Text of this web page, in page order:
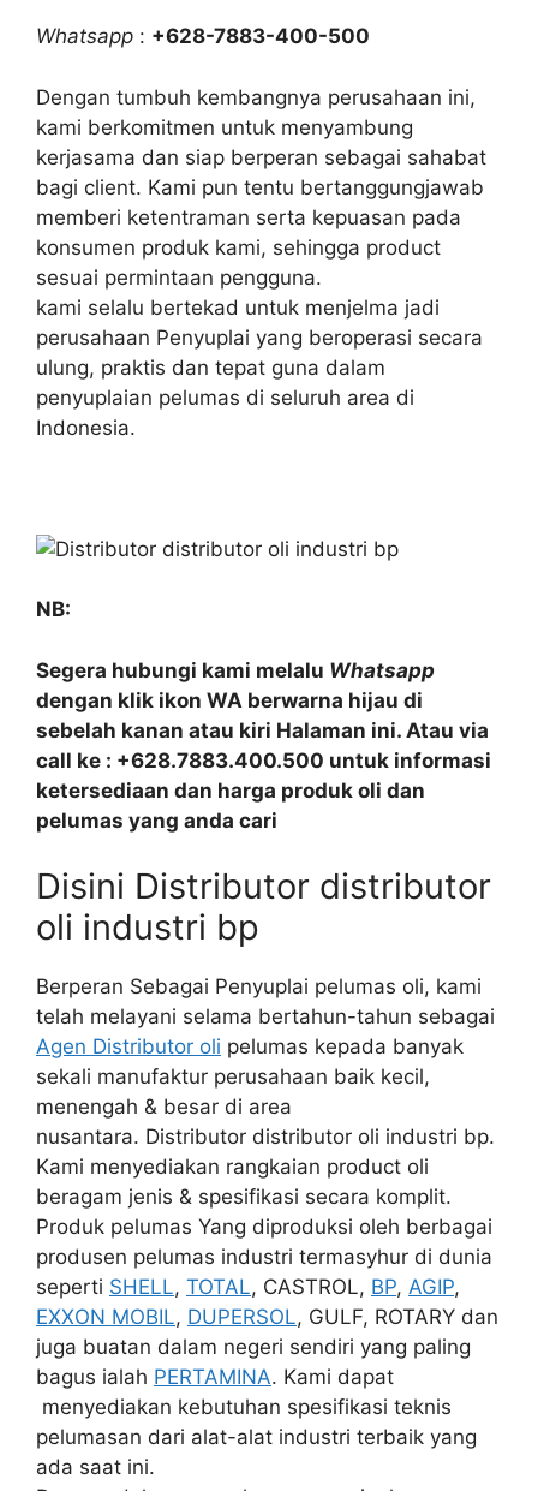
Whatsapp : +628-7883-400-500
Dengan tumbuh kembangnya perusahaan ini,
kami berkomitmen untuk menyambung
kerjasama dan siap berperan sebagai sahabat
bagi client. Kami pun tentu bertanggungjawab
memberi ketentraman serta kepuasan pada
konsumen produk kami, sehingga product
sesuai permintaan pengguna.
kami selalu bertekad untuk menjelma jadi
perusahaan Penyuplai yang beroperasi secara
ulung, praktis dan tepat guna dalam
penyuplaian pelumas di seluruh area di
Indonesia.
NB:
Segera hubungi kami melalu Whatsapp
dengan klik ikon WA berwarna hijau di
sebelah kanan atau kiri Halaman ini. Atau via
call ke : +628.7883.400.500 untuk informasi
ketersediaan dan harga produk oli dan
pelumas yang anda cari
Disini Distributor distributor
oli industri bp
Berperan Sebagai Penyuplai pelumas oli, kami
telah melayani selama bertahun-tahun sebagai
Agen Distributor oli pelumas kepada banyak
sekali manufaktur perusahaan baik kecil,
menengah & besar di area
nusantara. Distributor distributor oli industri bp.
Kami menyediakan rangkaian product oli
beragam jenis & spesifikasi secara komplit.
Produk pelumas Yang diproduksi oleh berbagai
produsen pelumas industri termasyhur di dunia
seperti SHELL, TOTAL, CASTROL, BP, AGIP,
EXXON MOBIL, DUPERSOL, GULF, ROTARY dan
juga buatan dalam negeri sendiri yang paling
bagus ialah PERTAMINA. Kami dapat
menyediakan kebutuhan spesifikasi teknis
pelumasan dari alat-alat industri terbaik yang
ada saat ini.